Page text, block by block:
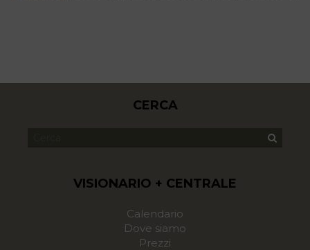
CERCA
VISIONARIO + CENTRALE
Calendario
Dove siamo
Prezzi